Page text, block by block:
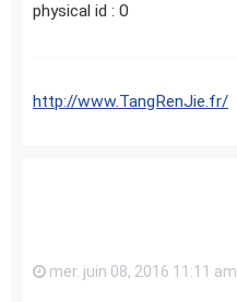
physical id : 0
http://www.TangRenJie.fr/
mer. juin 08, 2016 11:11 am